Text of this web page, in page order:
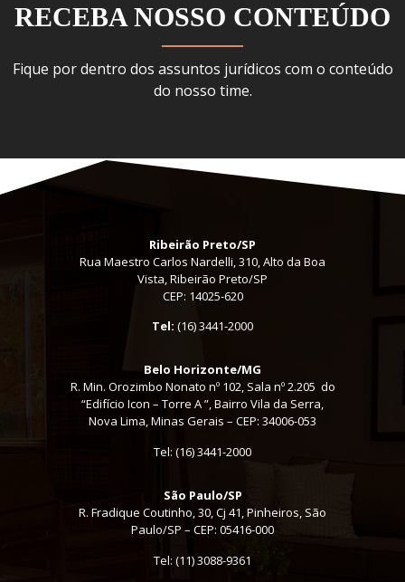
RECEBA NOSSO CONTEÚDO
Fique por dentro dos assuntos jurídicos com o conteúdo
do nosso time.
Ribeirão Preto/SP
Rua Maestro Carlos Nardelli, 310, Alto da Boa
Vista, Ribeirão Preto/SP
CEP: 14025-620
Tel: (16) 3441-2000
Belo Horizonte/MG
R. Min. Orozimbo Nonato nº 102, Sala nº 2.205 do
“Edifício Icon – Torre A ”, Bairro Vila da Serra,
Nova Lima, Minas Gerais – CEP: 34006-053
Tel: (16) 3441-2000
São Paulo/SP
R. Fradique Coutinho, 30, Cj 41, Pinheiros, São
Paulo/SP – CEP: 05416-000
Tel: (11) 3088-9361